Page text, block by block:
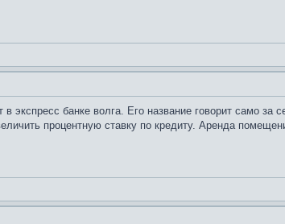
экспресс банке волга. Его название говорит само
процентную ставку по кредиту. Аренда